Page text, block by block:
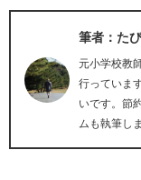
筆者：た
元小学校教
行っていま
いです。節
ムも執筆し